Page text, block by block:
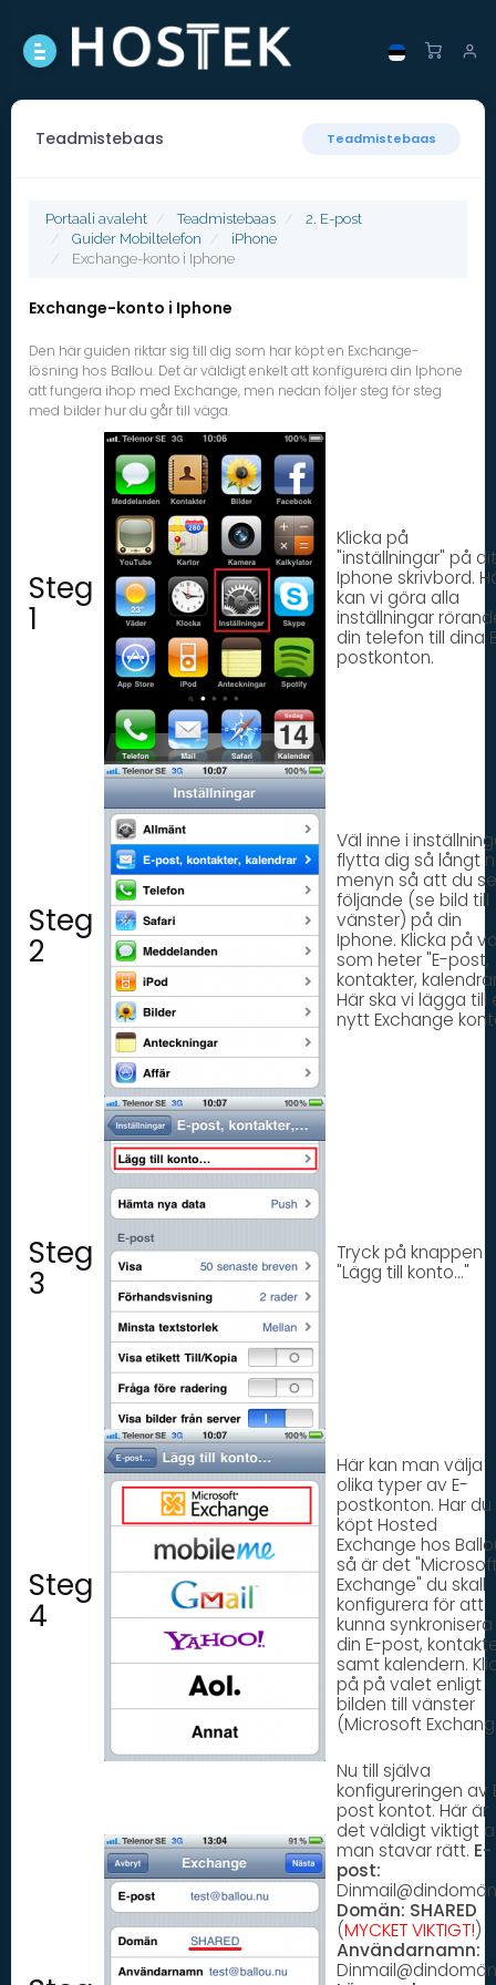
Teadmistebaas Teadmistebaas
Portaali avaleht Teadmistebaas
2. E-post
Guider Mobiltelefon
iPhone
Exchange-konto i Iphone
Exchange-konto i Iphone
Den här guiden riktar sig till dig som har köpt en Exchange-
lösning hos Ballou. Det är väldigt enkelt att konfigurera din Iphone
att fungera ihop med Exchange, men nedan följer steg för steg
med bilder hur du går till väga.
Steg
1
Klicka på
"inställningar" på
Iphone skrivbord.
kan vi göra alla
inställningar
din telefon till dina
postkonton.
Steg
2
Väl inne i
flytta dig så långt
menyn så att du
följande (se bild till
vänster) på din
Iphone. Klicka på
som heter "E-post,
kontakter,
Här ska vi lägga till
nytt Exchange
Steg
3
Tryck på knappen
"Lägg till konto..."
Steg
4
Här kan man välja
olika typer av E-
postkonton. Har du
köpt Hosted
Exchange hos
så är det
Exchange" du skall
konfigurera för att
kunna synkronisera
din E-post,
samt kalendern.
på på valet enligt
bilden till vänster
(Microsoft
Nu till själva
konfigureringen av
post kontot. Här är
det väldigt viktigt
man stavar rätt. E-
post:
Domän: SHARED
(MYCKET VIKTIGT!)
Användarnamn: